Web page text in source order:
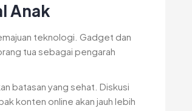
Anak
teknologi. Gadget dan
tua sebagai pengarah
batasan yang sehat. Diskusi
konten online akan jauh lebih